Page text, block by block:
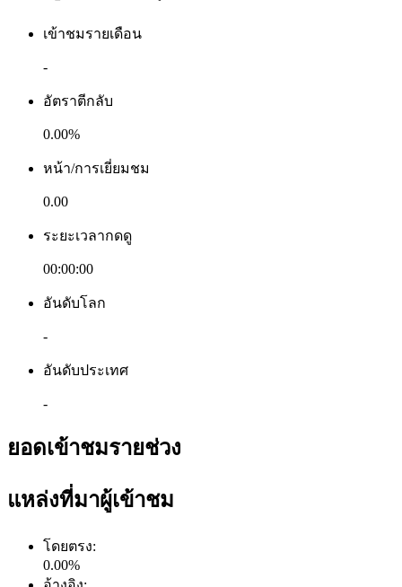
เข้าชมรายเดือน
-
อัตราตีกลับ
0.00%
หน้า/การเยี่ยมชม
0.00
ระยะเวลากดดู
00:00:00
อันดับโลก
-
อันดับประเทศ
-
ยอดเข้าชมรายช่วง
แหล่งที่มาผู้เข้าชม
โดยตรง:
0.00%